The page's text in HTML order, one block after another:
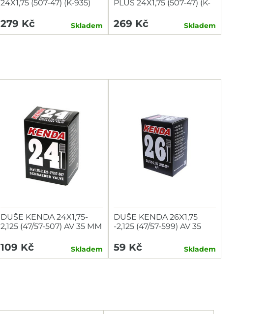
24X1,75 (507-47) (K-935)
279 Kč Skladem
PLUS 24X1,75 (507-47) (K-
269 Kč Skladem
DUŠE KENDA 24X1,75-
2,125 (47/57-507) AV 35 MM
109 Kč Skladem
DUŠE KENDA 26X1,75
-2,125 (47/57-599) AV 35
59 Kč Skladem